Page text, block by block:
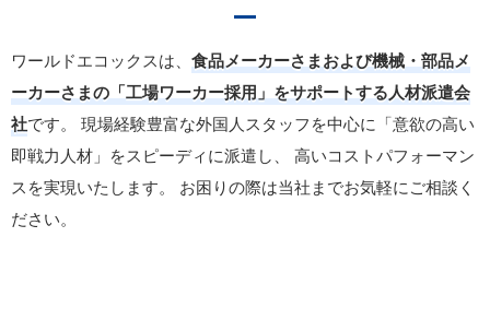
ワールドエコックスは、 食品メーカーさまおよび機械・部品メ
ーカーさまの「工場ワーカー採用」をサポートする人材派遣会
社です。
現場経験豊富な外国人スタッフを中心に「意欲の高い
即戦力人材」をスピーディに派遣し、
高いコストパフォーマン
スを実現いたします。
お困りの際は当社までお気軽にご相談く
ださい。